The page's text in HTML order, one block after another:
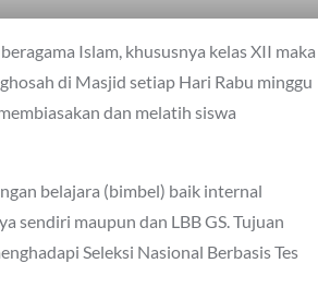
Islam, khususnya kelas XII maka
di Masjid setiap Hari Rabu minggu
dan melatih siswa
belajara (bimbel) baik internal
sendiri maupun dan LBB GS. Tujuan
Seleksi Nasional Berbasis Tes